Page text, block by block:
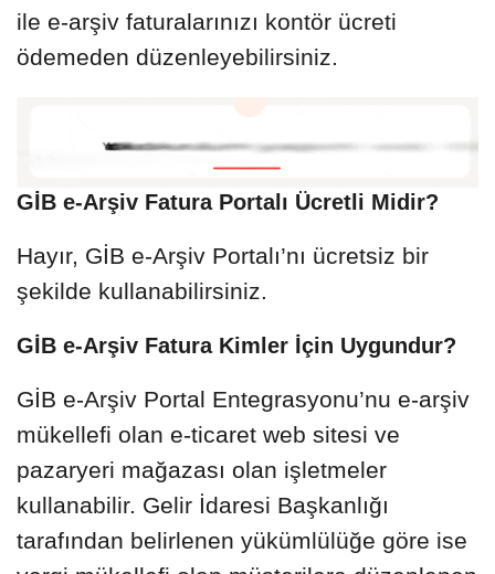
ile e-arşiv faturalarınızı kontör ücreti
ödemeden düzenleyebilirsiniz.
GİB e-Arşiv Fatura Portalı Ücretli Midir?
Hayır, GİB e-Arşiv Portalı’nı ücretsiz bir
şekilde kullanabilirsiniz.
GİB e-Arşiv Fatura Kimler İçin Uygundur?
GİB e-Arşiv Portal Entegrasyonu’nu e-arşiv
mükellefi olan e-ticaret web sitesi ve
pazaryeri mağazası olan işletmeler
kullanabilir. Gelir İdaresi Başkanlığı
tarafından belirlenen yükümlülüğe göre ise